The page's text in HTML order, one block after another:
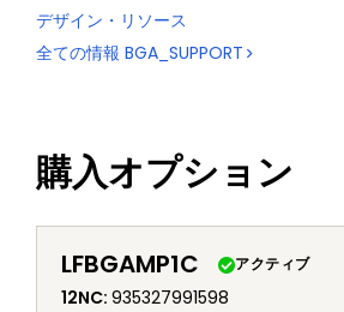
デザイン・リソース
全ての情報 BGA_SUPPORT
購入オプション
LFBGAMP1C アクティブ
12NC: 935327991598